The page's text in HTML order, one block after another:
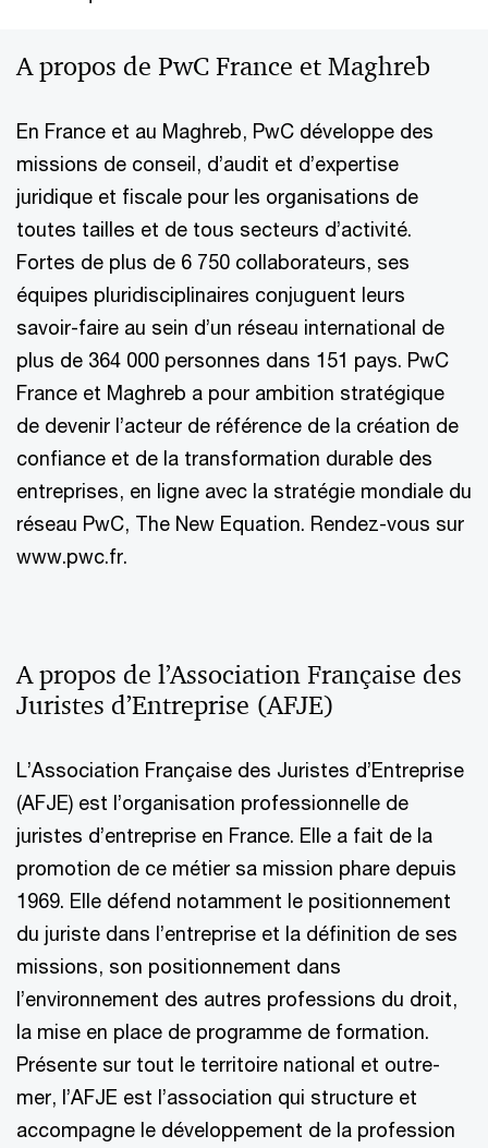
A propos de PwC France et Maghreb
En France et au Maghreb, PwC développe des
missions de conseil, d’audit et d’expertise
juridique et fiscale pour les organisations de
toutes tailles et de tous secteurs d’activité.
Fortes de plus de 6 750 collaborateurs, ses
équipes pluridisciplinaires conjuguent leurs
savoir-faire au sein d’un réseau international de
plus de 364 000 personnes dans 151 pays. PwC
France et Maghreb a pour ambition stratégique
de devenir l’acteur de référence de la création de
confiance et de la transformation durable des
entreprises, en ligne avec la stratégie mondiale du
réseau PwC, The New Equation. Rendez-vous sur
www.pwc.fr.
A propos de l’Association Française des
Juristes d’Entreprise (AFJE)
L’Association Française des Juristes d’Entreprise
(AFJE) est l’organisation professionnelle de
juristes d’entreprise en France. Elle a fait de la
promotion de ce métier sa mission phare depuis
1969. Elle défend notamment le positionnement
du juriste dans l’entreprise et la définition de ses
missions, son positionnement dans
l’environnement des autres professions du droit,
la mise en place de programme de formation.
Présente sur tout le territoire national et outre-
mer, l’AFJE est l’association qui structure et
accompagne le développement de la profession